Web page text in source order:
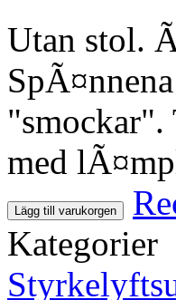
Utan stol.
med
Lägg till varukorgen
Kategorier